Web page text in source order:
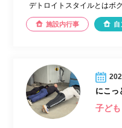
デトロイトスタイルとはボ
施設内行事
にこっ
子ど